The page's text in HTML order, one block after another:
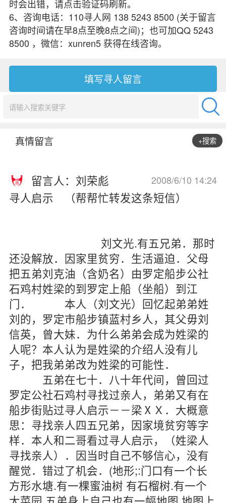
时会出错，请点击验证码刷新。
6、咨询电话：110寻人网 138 5243 8500 (关于留言
咨询时间请在早8点至晚8点之间)；也可加QQ 5243
8500 ，微信：xunren5 获得在线咨询。
+搜索
真情留言
2008/6/10 14:24
留言人：刘荣彪
寻人启示 （帮帮忙转发这条短信）
刘文光.有五兄弟．那时
还没解放．因家里贫穷．生活逼迫．父母
把五弟刘克油（含奶名）由罗定船步公社
石鸡村姓梁的到罗定上船（坐船）到江
门． 本人（刘文光）回忆起弟弟姓
刘的，罗定市船步镇蓝村乡人，其父毋刘
信英，曾大妹．为什么弟弟会成为姓梁的
人呢？本人认为是姓梁的介绍人没有儿
子，把我弟弟改为姓梁的可能性．
五弟在七十．八十年代间，曾回过
罗定公社石鸡村寻找过亲人，弟弟又有在
船步街贴过寻人启示－－梁ⅩＸ．大概意
思：寻找亲人四五兄弟，因家境贫穷等字
样．本人和二哥看过寻人启示，（姓梁人
寻找亲人）．因当时自己不够信心，没有
醒觉．错过了机会．(地形;:门口有一个长
方形水塘.有一棵蜜油树 有石榴树.有一个